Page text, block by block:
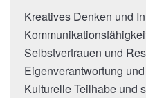
Kreatives Denken und
Selbstvertrauen und
Eigenverantwortung
Kulturelle Teilhabe und